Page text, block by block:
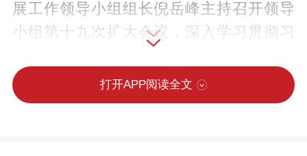
展工作领导小组组长倪岳峰主持召开领导
小组第十九次扩大会议，深入学习贯彻习
话精神和习近平总书记视察雄安新区重要
讲话精神，听取重点工作汇报，研究部署
打开APP阅读全文